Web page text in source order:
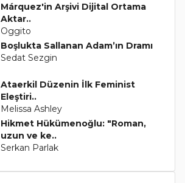
Márquez'in Arşivi Dijital Ortama
Aktar..
Oggito
Boşlukta Sallanan Adam’ın Dramı
Sedat Sezgin
Ataerkil Düzenin İlk Feminist
Eleştiri..
Melissa Ashley
Hikmet Hükümenoğlu: "Roman,
uzun ve ke..
Serkan Parlak